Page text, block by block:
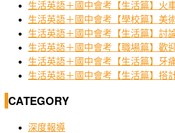
生活英語＋國中會考【生活篇】火
生活英語＋國中會考【學校篇】美
生活英語＋國中會考【生活篇】討
生活英語＋國中會考【職場篇】歡
生活英語＋國中會考【生活篇】牙
生活英語＋國中會考【生活篇】搭
CATEGORY
深度報導